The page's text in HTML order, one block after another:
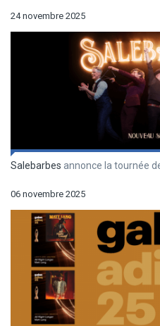
24 novembre 2025
Salebarbes annonce la tournée
06 novembre 2025